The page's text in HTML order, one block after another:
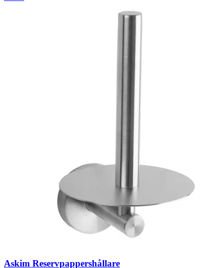
Askim Reservpappershållare